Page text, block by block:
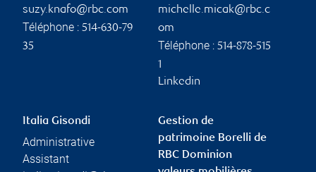
suzy.knafo@rbc.com
Téléphone : 514-630-79
35
michelle.micak@rbc.c
om
Téléphone : 514-878-515
1
Linkedin
Italia Gisondi
Administrative
Assistant
Gestion de
patrimoine Borelli de
RBC Dominion